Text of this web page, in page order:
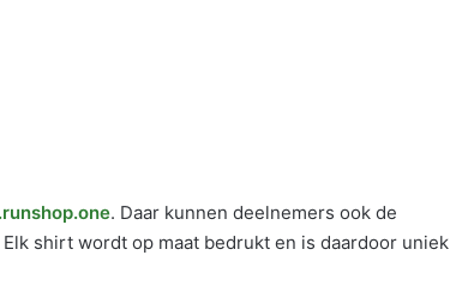
. Daar kunnen deelnemers ook de
shirt wordt op maat bedrukt en is daardoor uniek